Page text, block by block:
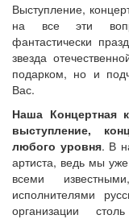
Выступление,
на все эти
фантастически
звезда
подарком, но и
Вас.
Наша Концертная
выступление,
любого уровня. В
артиста, ведь мы
всеми
исполнителями
организации